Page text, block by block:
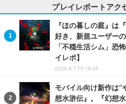
プレイレポートアク
『ほの暮しの庭』は
好き、新規ユーザー
「不穏生活シム」恐
イレポ】
2026.8.7 Fri 19:45
モバイル向け新作は“
想水滸伝』。『幻想